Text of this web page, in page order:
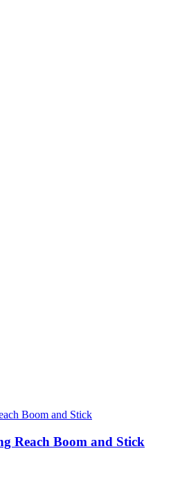
Reach Boom and Stick